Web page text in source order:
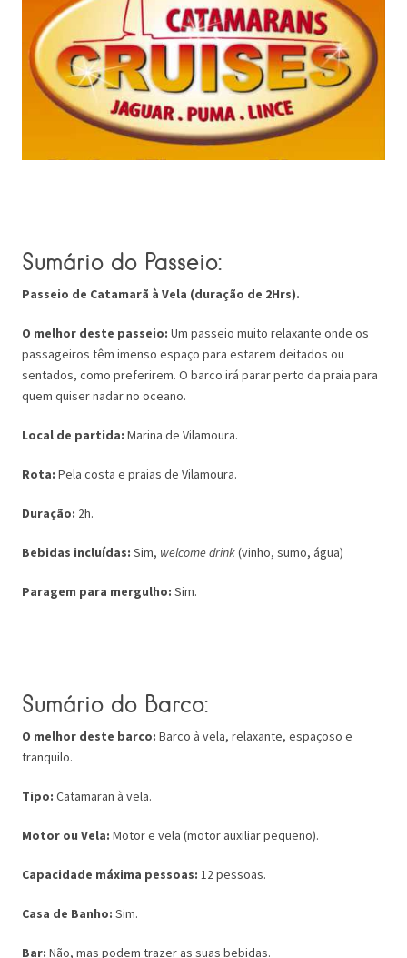
Sumário do Passeio:
Passeio de Catamarã à Vela (duração de 2Hrs).
O melhor deste passeio: Um passeio muito relaxante onde os
passageiros têm imenso espaço para estarem deitados ou
sentados, como preferirem. O barco irá parar perto da praia para
quem quiser nadar no oceano.
Local de partida: Marina de Vilamoura.
Rota: Pela costa e praias de Vilamoura.
Duração: 2h.
Bebidas incluídas: Sim, welcome drink(vinho, sumo, água)
Paragem para mergulho: Sim.
Sumário do Barco:
O melhor deste barco: Barco à vela, relaxante, espaçoso e
tranquilo.
Tipo: Catamaran à vela.
Motor ou Vela: Motor e vela (motor auxiliar pequeno).
Capacidade máxima pessoas: 12 pessoas.
Casa de Banho: Sim.
Bar: Não, mas podem trazer as suas bebidas.